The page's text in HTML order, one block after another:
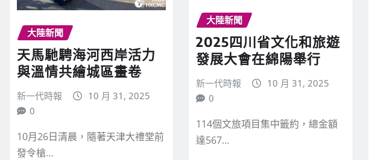
大陸新聞
天馬馳騁海河西岸活力
與溫情共繪城區畫卷
新一代時報
10 月 31, 2025
0
10月26日清晨，隨著天津大禮堂前
發令槍…
大陸新聞
2025四川省文化和旅遊
發展大會在綿陽舉行
新一代時報
10 月 31, 2025
0
114個文旅項目集中籤約，總金額
達567…